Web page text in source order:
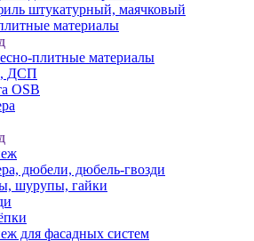
штукатурный, маячковый
материалы
плитные материалы
ДСП
OSB
дюбели, дюбель-гвозди
шурупы, гайки
для фасадных систем